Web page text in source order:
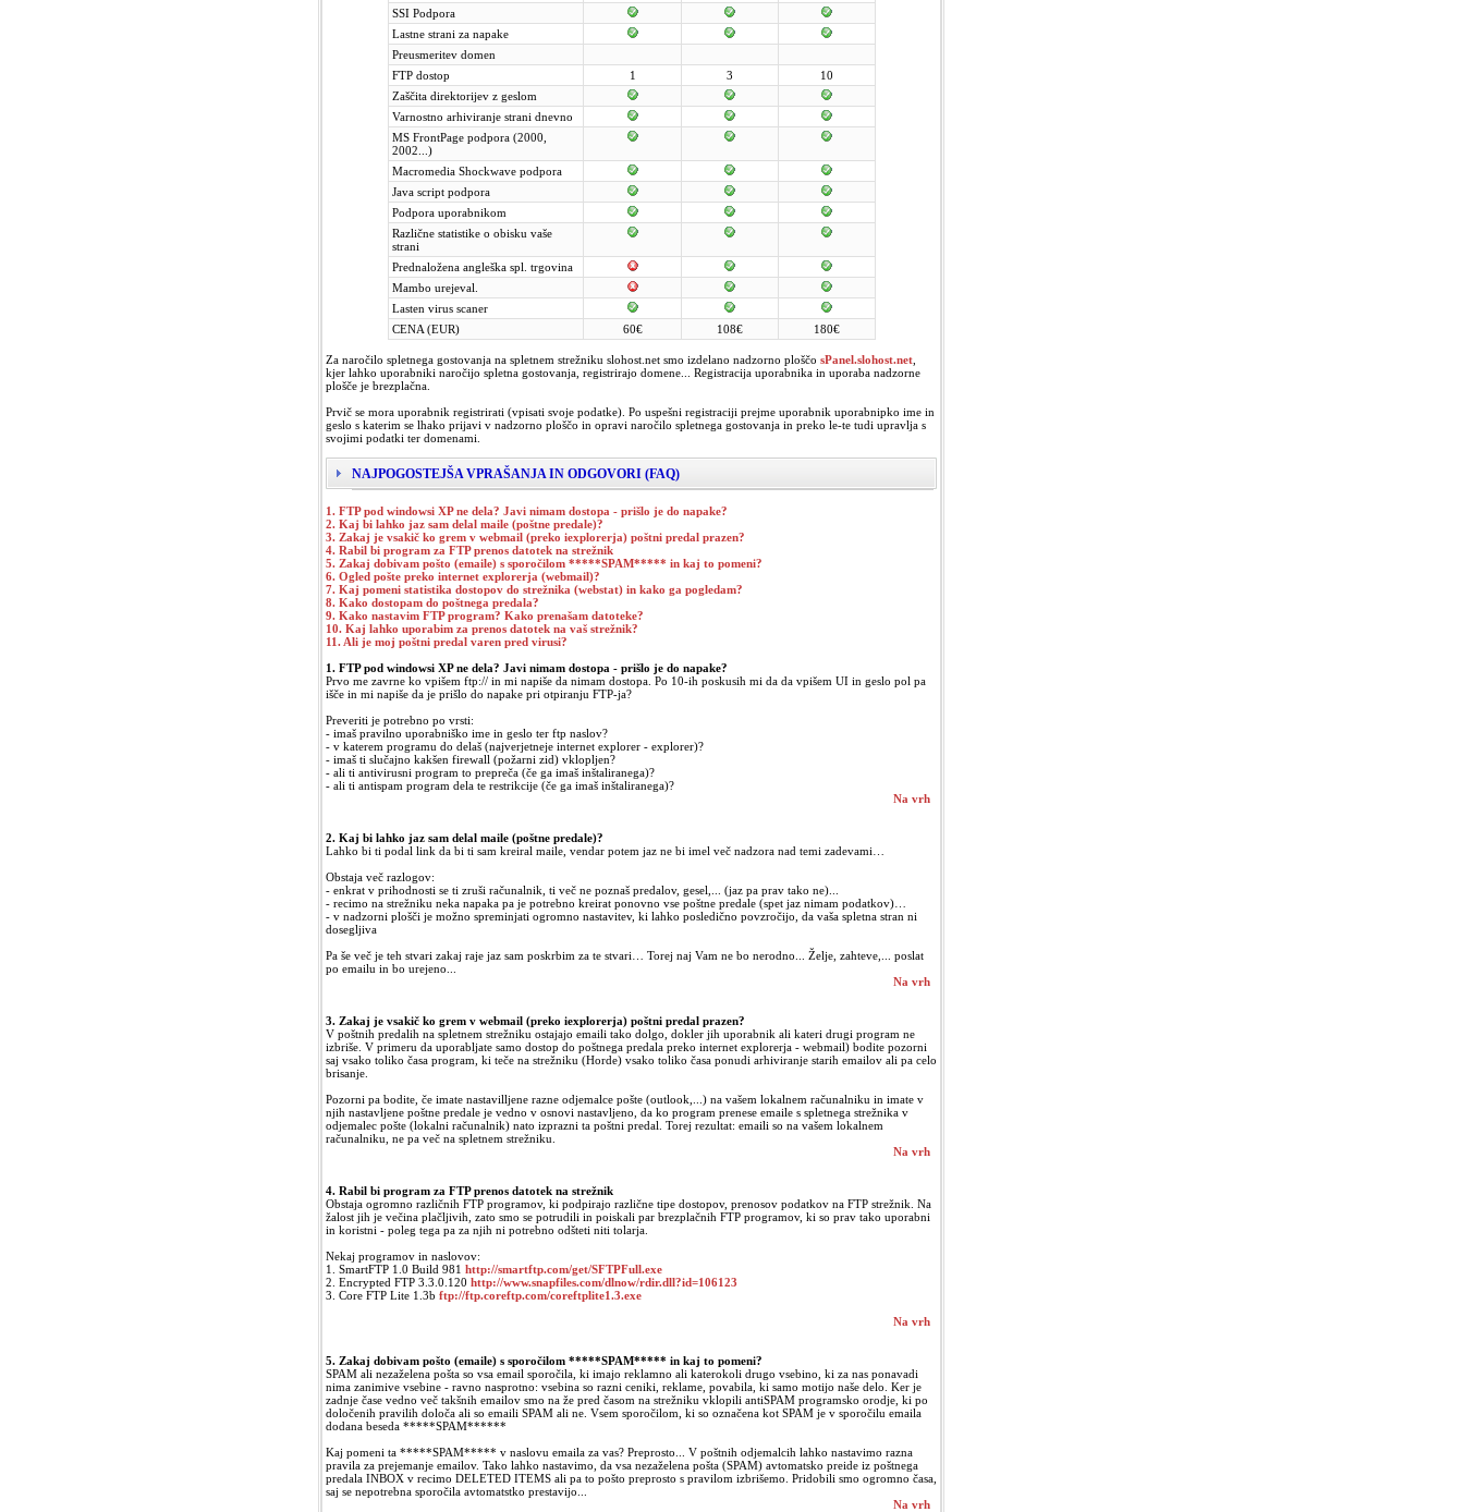
SSI Podpora
Lastne strani za napake
Preusmeritev domen
FTP dostop
1 3
10
Zaščita direktorijev z geslom
Varnostno arhiviranje strani dnevno
MS FrontPage podpora (2000,
2002...)
Macromedia Shockwave podpora
Java script podpora
Podpora uporabnikom
Različne statistike o obisku vaše
strani
Prednaložena angleška spl. trgovina
Mambo urejeval.
Lasten virus scaner
CENA (EUR)
60€ 108€ 180€
Za naročilo spletnega gostovanja na spletnem strežniku slohost.net smo izdelano nadzorno ploščo sPanel.slohost.net
kjer lahko uporabniki naročijo spletna gostovanja, registrirajo domene... Registracija uporabnika in uporaba nadzorne
plošče je brezplačna.
Prvič se mora uporabnik registrirati (vpisati svoje podatke). Po uspešni registraciji prejme uporabnik uporabnipko ime in
geslo s katerim se lhako prijavi v nadzorno ploščo in opravi naročilo spletnega gostovanja in preko le-te tudi upravlja s
svojimi podatki ter domenami.
NAJPOGOSTEJŠA VPRAŠANJA IN ODGOVORI (FAQ)
1. FTP pod windowsi XP ne dela? Javi nimam dostopa - prišlo je do napake?
2. Kaj bi lahko jaz sam delal maile (poštne predale)?
3. Zakaj je vsakič ko grem v webmail (preko iexplorerja) poštni predal prazen?
4. Rabil bi program za FTP prenos datotek na strežnik
5. Zakaj dobivam pošto (emaile) s sporočilom *****SPAM***** in kaj to pomeni?
6. Ogled pošte preko internet explorerja (webmail)?
7. Kaj pomeni statistika dostopov do strežnika (webstat) in kako ga pogledam?
8. Kako dostopam do poštnega predala?
9. Kako nastavim FTP program? Kako prenašam datoteke?
10. Kaj lahko uporabim za prenos datotek na vaš strežnik?
11. Ali je moj poštni predal varen pred virusi?
1. FTP pod windowsi XP ne dela? Javi nimam dostopa - prišlo je do napake?
Prvo me zavrne ko vpišem ftp:// in mi napiše da nimam dostopa. Po 10-ih poskusih mi da da vpišem UI in geslo pol pa
išče in mi napiše da je prišlo do napake pri otpiranju FTP-ja?
Preveriti je potrebno po vrsti:
- imaš pravilno uporabniško ime in geslo ter ftp naslov?
- v katerem programu do delaš (najverjetneje internet explorer - explorer)?
- imaš ti slučajno kakšen firewall (požarni zid) vklopljen?
- ali ti antivirusni program to prepreča (če ga imaš inštaliranega)?
- ali ti antispam program dela te restrikcije (če ga imaš inštaliranega)?
Na vrh
2. Kaj bi lahko jaz sam delal maile (poštne predale)?
Lahko bi ti podal link da bi ti sam kreiral maile, vendar potem jaz ne bi imel več nadzora nad temi zadevami…
Obstaja več razlogov:
- enkrat v prihodnosti se ti zruši računalnik, ti več ne poznaš predalov, gesel,... (jaz pa prav tako ne)...
- recimo na strežniku neka napaka pa je potrebno kreirat ponovno vse poštne predale (spet jaz nimam podatkov)…
- v nadzorni plošči je možno spreminjati ogromno nastavitev, ki lahko posledično povzročijo, da vaša spletna stran ni
dosegljiva
Pa še več je teh stvari zakaj raje jaz sam poskrbim za te stvari… Torej naj Vam ne bo nerodno... Želje, zahteve,... poslat
po emailu in bo urejeno...
Na vrh
3. Zakaj je vsakič ko grem v webmail (preko iexplorerja) poštni predal prazen?
V poštnih predalih na spletnem strežniku ostajajo emaili tako dolgo, dokler jih uporabnik ali kateri drugi program ne
izbriše. V primeru da uporabljate samo dostop do poštnega predala preko internet explorerja - webmail) bodite pozorni
saj vsako toliko časa program, ki teče na strežniku (Horde) vsako toliko časa ponudi arhiviranje starih emailov ali pa celo
brisanje.
Pozorni pa bodite, če imate nastavilljene razne odjemalce pošte (outlook,...) na vašem lokalnem računalniku in imate v
njih nastavljene poštne predale je vedno v osnovi nastavljeno, da ko program prenese emaile s spletnega strežnika v
odjemalec pošte (lokalni računalnik) nato izprazni ta poštni predal. Torej rezultat: emaili so na vašem lokalnem
računalniku, ne pa več na spletnem strežniku.
Na vrh
4. Rabil bi program za FTP prenos datotek na strežnik
Obstaja ogromno različnih FTP programov, ki podpirajo različne tipe dostopov, prenosov podatkov na FTP strežnik. Na
žalost jih je večina plačljivih, zato smo se potrudili in poiskali par brezplačnih FTP programov, ki so prav tako uporabni
in koristni - poleg tega pa za njih ni potrebno odšteti niti tolarja.
Nekaj programov in naslovov:
1. SmartFTP 1.0 Build 981 http://smartftp.com/get/SFTPFull.exe
2. Encrypted FTP 3.3.0.120 http://www.snapfiles.com/dlnow/rdir.dll?id=106123
3. Core FTP Lite 1.3b ftp://ftp.coreftp.com/coreftplite1.3.exe
Na vrh
5. Zakaj dobivam pošto (emaile) s sporočilom *****SPAM***** in kaj to pomeni?
SPAM ali nezaželena pošta so vsa email sporočila, ki imajo reklamno ali katerokoli drugo vsebino, ki za nas ponavadi
nima zanimive vsebine - ravno nasprotno: vsebina so razni ceniki, reklame, povabila, ki samo motijo naše delo. Ker je
zadnje čase vedno več takšnih emailov smo na že pred časom na strežniku vklopili antiSPAM programsko orodje, ki po
določenih pravilih določa ali so emaili SPAM ali ne. Vsem sporočilom, ki so označena kot SPAM je v sporočilu emaila
dodana beseda *****SPAM******
Kaj pomeni ta *****SPAM***** v naslovu emaila za vas? Preprosto... V poštnih odjemalcih lahko nastavimo razna
pravila za prejemanje emailov. Tako lahko nastavimo, da vsa nezaželena pošta (SPAM) avtomatsko preide iz poštnega
predala INBOX v recimo DELETED ITEMS ali pa to pošto preprosto s pravilom izbrišemo. Pridobili smo ogromno časa,
saj se nepotrebna sporočila avtomatstko prestavijo...
Na vrh